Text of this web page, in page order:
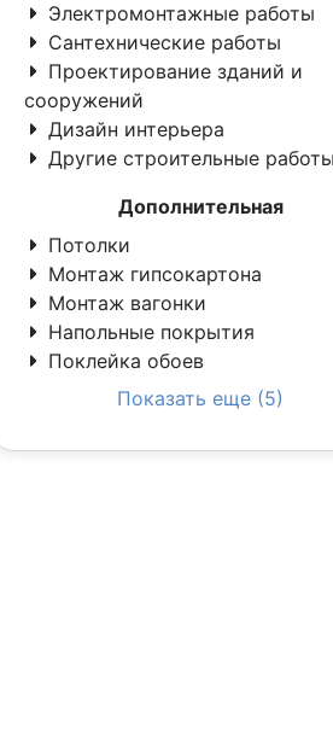
Электромонтажные работы
Сантехнические работы
Проектирование зданий и
сооружений
Дизайн интерьера
Другие строительные работы
Дополнительная
Потолки
Монтаж гипсокартона
Монтаж вагонки
Напольные покрытия
Поклейка обоев
Показать еще (5)